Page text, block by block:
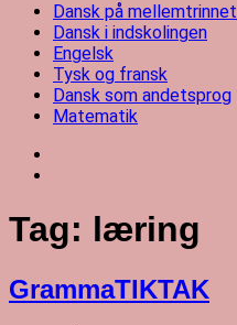
Dansk på mellemtrinnet
Dansk i indskolingen
Engelsk
Tysk og fransk
Dansk som andetsprog
Matematik
Tag: læring
GrammaTIKTAK